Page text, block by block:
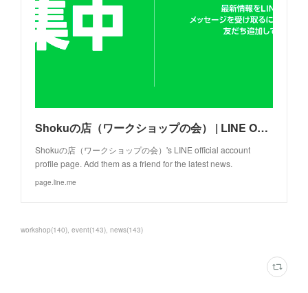
Shokuの店（ワークショップの会） | LINE Official Account
Shokuの店（ワークショップの会）'s LINE official account
profile page. Add them as a friend for the latest news.
page.line.me
workshop(140) event(143) news(143)